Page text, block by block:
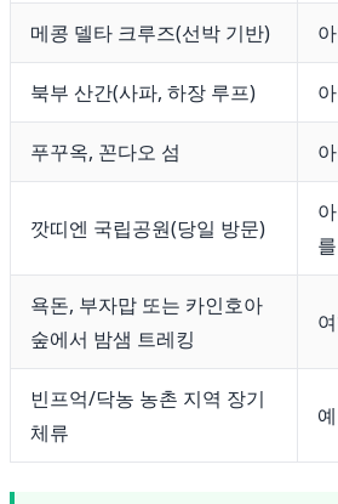
메콩 델타 크루즈(선박 기반)
북부 산간(사파, 하장 루프)
푸꾸옥, 꼰다오 섬
깟띠엔 국립공원(당일 방문)
욕돈, 부자맙 또는 카인호아
숲에서 밤샘 트레킹
빈프억/닥농 농촌 지역 장기
체류
예